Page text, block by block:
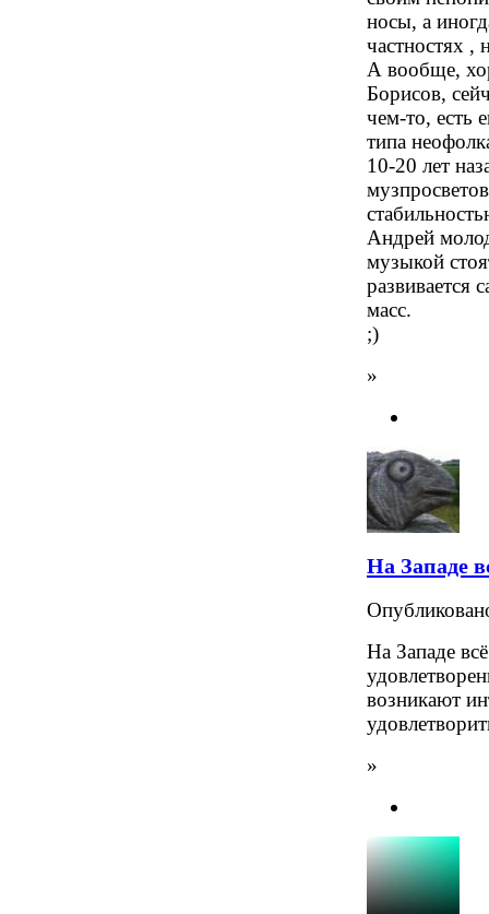
носы, а
частностях ,
А вообще,
Борисов,
чем-то, есть
типа
10-20 лет
Андрей
музыкой
развивается
масс.
;)
»
На Западе
На Западе
возникают
»